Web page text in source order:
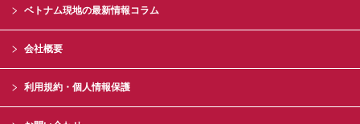
ベトナム現地の最新情報コラム
会社概要
利用規約・個人情報保護